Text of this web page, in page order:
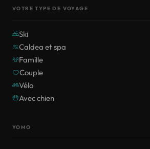
VOTRE TYPE DE VOYAGE
Ski
Caldea et spa
Famille
Couple
Vélo
Avec chien
YOMO